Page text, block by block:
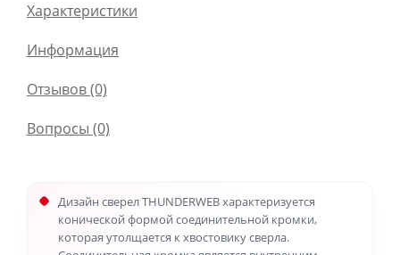
Характеристики
Информация
Отзывов (0)
Вопросы (0)
Дизайн сверел THUNDERWEB характеризуется
конической формой соединительной кромки,
которая утолщается к хвостовику сверла.